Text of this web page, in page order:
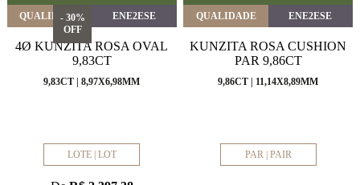
- 30%
OFF
QUALIDADE ENE2ESE
4Ø KUNZITA ROSA OVAL
9,83CT
9,83CT | 8,97X6,98MM
LOTE | LOT
QUALIDADE ENE2ESE
KUNZITA ROSA CUSHION
PAR 9,86CT
9,86CT | 11,14X8,89MM
PAR | PAIR